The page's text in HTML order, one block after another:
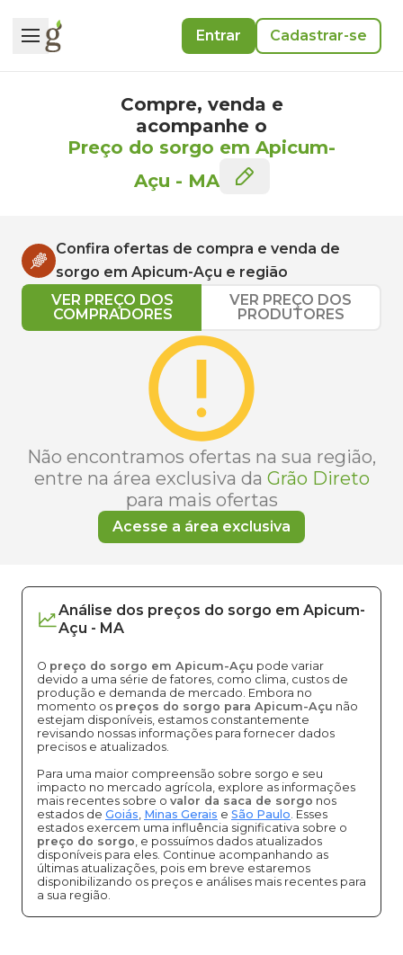
Entrar Cadastrar-se
Compre, venda e
acompanhe o
Preço do sorgo em Apicum-
Açu - MA
Confira ofertas de compra e venda de
sorgo em Apicum-Açu e região
VER PREÇO DOS
COMPRADORES
VER PREÇO DOS
PRODUTORES
Não encontramos ofertas na sua região,
entre na área exclusiva da Grão Direto
para mais ofertas
Acesse a área exclusiva
Análise dos preços do sorgo em Apicum-
Açu - MA
O preço do sorgo em Apicum-Açu pode variar
devido a uma série de fatores, como clima, custos de
produção e demanda de mercado. Embora no
momento os preços do sorgo para Apicum-Açu não
estejam disponíveis, estamos constantemente
revisando nossas informações para fornecer dados
precisos e atualizados.
Para uma maior compreensão sobre sorgo e seu
impacto no mercado agrícola, explore as informações
mais recentes sobre o valor da saca de sorgo nos
estados de Goiás, Minas Gerais e São Paulo. Esses
estados exercem uma influência significativa sobre o
preço do sorgo, e possuímos dados atualizados
disponíveis para eles. Continue acompanhando as
últimas atualizações, pois em breve estaremos
disponibilizando os preços e análises mais recentes para
a sua região.